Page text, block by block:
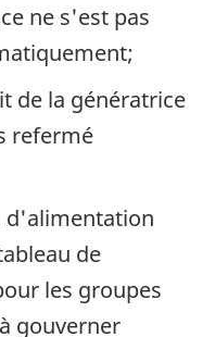
ne s'est pas
de la génératrice
refermé
d'alimentation
de
les groupes
gouverner